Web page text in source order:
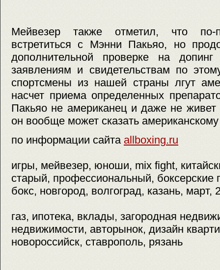
Мейвезер также отметил, что
встретиться с Мэнни Пакьяо, но
дополнительной проверке на
заявлениям и свидетельствам по
спортсмены из нашей страны лгут
насчет приема определенных
Пакьяо не американец и даже не живет
он вообще может сказать
по информации сайта allboxing.ru
игры, мейвезер, юноши, mix fight,
старый, профессиональный, боксерские
бокс, новгород, волгоград, казань, март,
газ, ипотека, вклады, загородная
недвижимости, авторынок, дизайн
новороссийск, ставрополь, рязань